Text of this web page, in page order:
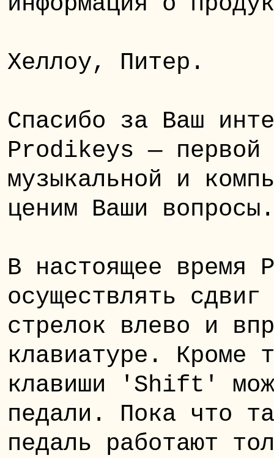
Хеллоу, Питер.
Спасибо за Ваш
Prodikeys — первой
музыкальной и
ценим Ваши вопросы.
В настоящее время
осуществлять
стрелок влево и
клавиатуре. Кроме
клавиши 'Shift'
педали. Пока что
педаль работают